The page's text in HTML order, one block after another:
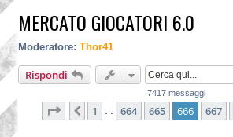
MERCATO GIOCATORI 6.0
Moderatore: Thor41
Rispondi
7417 messaggi
Pagina 666 di742
Precedente
1 664 665 666 667